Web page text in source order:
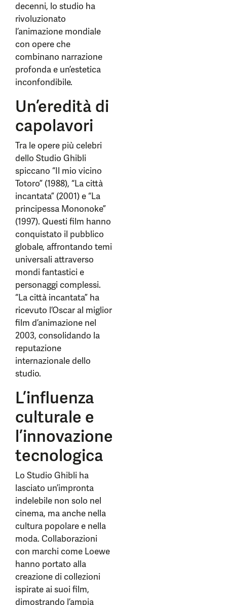
decenni, lo studio ha
rivoluzionato
l’animazione mondiale
con opere che
combinano narrazione
profonda e un’estetica
inconfondibile.
Un’eredità di
capolavori
Tra le opere più celebri
dello Studio Ghibli
spiccano “Il mio vicino
Totoro” (1988), “La città
incantata” (2001) e “La
principessa Mononoke”
(1997). Questi film hanno
conquistato il pubblico
globale, affrontando temi
universali attraverso
mondi fantastici e
personaggi complessi.
“La città incantata” ha
ricevuto l’Oscar al miglior
film d’animazione nel
2003, consolidando la
reputazione
internazionale dello
studio.
L’influenza
culturale e
l’innovazione
tecnologica
Lo Studio Ghibli ha
lasciato un’impronta
indelebile non solo nel
cinema, ma anche nella
cultura popolare e nella
moda. Collaborazioni
con marchi come Loewe
hanno portato alla
creazione di collezioni
ispirate ai suoi film,
dimostrando l’ampia